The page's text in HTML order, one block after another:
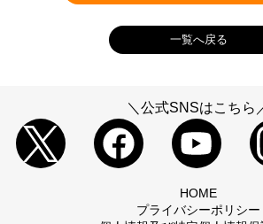
一覧へ戻る
＼公式SNSはこちら
HOME
プライバシーポリシー